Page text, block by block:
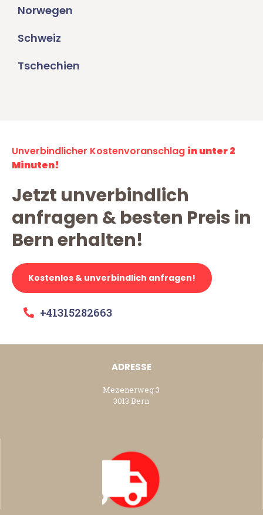
Norwegen
Schweiz
Tschechien
Unverbindlicher Kostenvoranschlag in unter 2
Minuten!
Jetzt unverbindlich
anfragen & besten Preis in
Bern erhalten!
Kostenlos & unverbindlich anfragen!
+41315282663
ADRESSE
Mezenerweg 3
3013 Bern